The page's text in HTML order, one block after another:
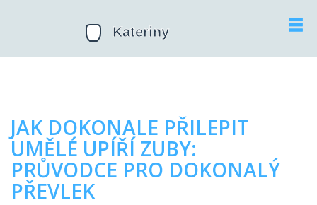
JAK DOKONALE PŘILEPIT
UMĚLÉ UPÍŘÍ ZUBY:
PRŮVODCE PRO DOKONALÝ
PŘEVLEK